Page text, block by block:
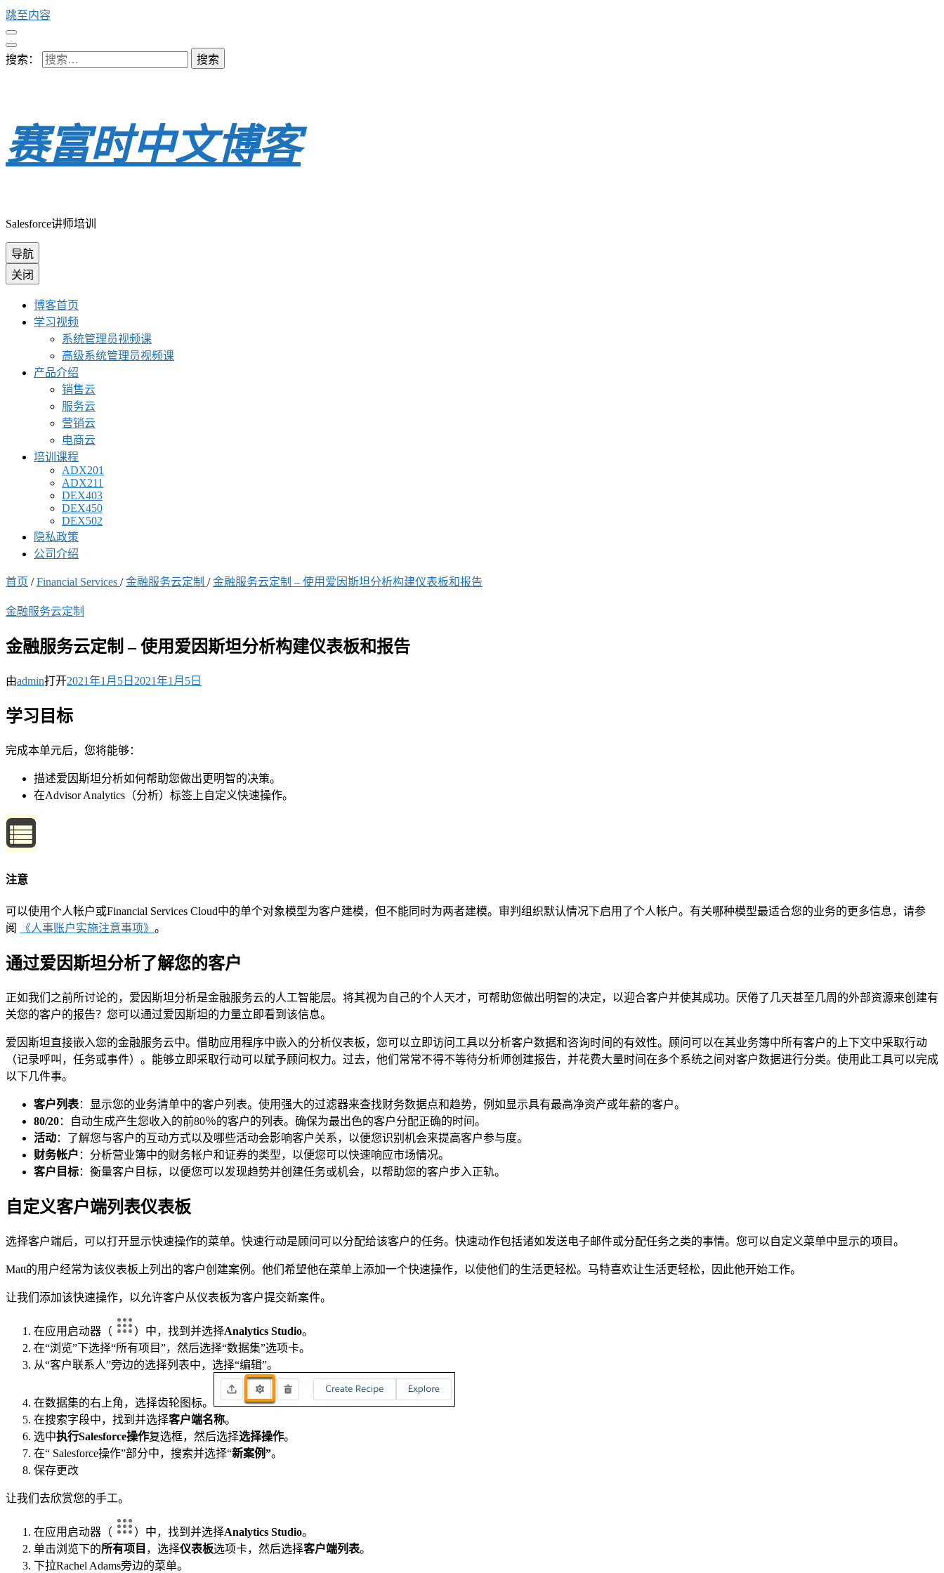
跳至内容
搜索：
赛富时中文博客
Salesforce讲师培训
导航
关闭
博客首页
学习视频
系统管理员视频课
高级系统管理员视频课
产品介绍
销售云
服务云
营销云
电商云
培训课程
ADX201
ADX211
DEX403
DEX450
DEX502
隐私政策
公司介绍
首页 / Financial Services / 金融服务云定制 / 金融服务云定制 – 使用爱因斯坦分析构建仪表板和报告
金融服务云定制
金融服务云定制 – 使用爱因斯坦分析构建仪表板和报告
由admin打开2021年1月5日 2021年1月5日
学习目标
完成本单元后，您将能够：
描述爱因斯坦分析如何帮助您做出更明智的决策。
在Advisor Analytics（分析）标签上自定义快速操作。
注意
可以使用个人帐户或Financial Services Cloud中的单个对象模型为客户建模，但不能同时为两者建模。审判组织默认情况下启用了个人帐户。有关哪种模型最适合您的业务的更多信息，请参
阅
《人事账户实施注意事项》 。
通过爱因斯坦分析了解您的客户
正如我们之前所讨论的，爱因斯坦分析是金融服务云的人工智能层。将其视为自己的个人天才，可帮助您做出明智的决定，以迎合客户并使其成功。厌倦了几天甚至几周的外部资源来创建有
关您的客户的报告？您可以通过爱因斯坦的力量立即看到该信息。
爱因斯坦直接嵌入您的金融服务云中。借助应用程序中嵌入的分析仪表板，您可以立即访问工具以分析客户数据和咨询时间的有效性。顾问可以在其业务簿中所有客户的上下文中采取行动
（记录呼叫，任务或事件）。能够立即采取行动可以赋予顾问权力。过去，他们常常不得不等待分析师创建报告，并花费大量时间在多个系统之间对客户数据进行分类。使用此工具可以完成
以下几件事。
客户列表：显示您的业务清单中的客户列表。使用强大的过滤器来查找财务数据点和趋势，例如显示具有最高净资产或年薪的客户。
80/20：自动生成产生您收入的前80％的客户的列表。确保为最出色的客户分配正确的时间。
活动：了解您与客户的互动方式以及哪些活动会影响客户关系，以便您识别机会来提高客户参与度。
财务帐户 ：分析营业簿中的财务帐户和证券的类型，以便您可以快速响应市场情况。
客户目标：衡量客户目标，以便您可以发现趋势并创建任务或机会，以帮助您的客户步入正轨。
自定义客户端列表仪表板
选择客户端后，可以打开显示快速操作的菜单。快速行动是顾问可以分配给该客户的任务。快速动作包括诸如发送电子邮件或分配任务之类的事情。您可以自定义菜单中显示的项目。
Matt的用户经常为该仪表板上列出的客户创建案例。他们希望他在菜单上添加一个快速操作，以使他们的生活更轻松。马特喜欢让生活更轻松，因此他开始工作。
让我们添加该快速操作，以允许客户从仪表板为客户提交新案件。
在应用启动器（ ）中，找到并选择Analytics Studio。
在“浏览”下选择“所有项目”，然后选择“数据集”选项卡。
从“客户联系人”旁边的选择列表中，选择“编辑”。
在数据集的右上角，选择齿轮图标。
在搜索字段中，找到并选择客户端名称。
选中执行Salesforce操作复选框，然后选择选择操作。
在“ Salesforce操作”部分中，搜索并选择“新案例”。
保存更改
让我们去欣赏您的手工。
在应用启动器（ ）中，找到并选择Analytics Studio。
单击浏览下的所有项目 ，选择仪表板选项卡，然后选择客户端列表。
下拉Rachel Adams旁边的菜单。